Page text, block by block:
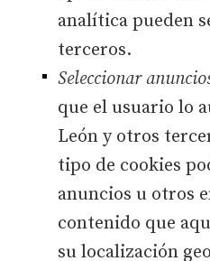
analítica pueden
terceros.
Seleccionar
que el usuario lo
León y otros
tipo de cookies
anuncios u otros
contenido que
su localización